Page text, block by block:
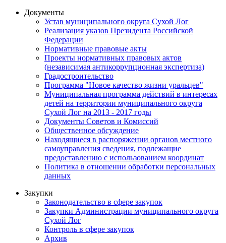
Документы
Устав муниципального округа Сухой Лог
Реализация указов Президента Российской
Федерации
Нормативные правовые акты
Проекты нормативных правовых актов
(независимая антикоррупционная экспертиза)
Градостроительство
Программа "Новое качество жизни уральцев"
Муниципальная программа действий в интересах
детей на территории муниципального округа
Сухой Лог на 2013 - 2017 годы
Документы Советов и Комиссий
Общественное обсуждение
Находящиеся в распоряжении органов местного
самоуправления сведения, подлежащие
предоставлению с использованием координат
Политика в отношении обработки персональных
данных
Закупки
Законодательство в сфере закупок
Закупки Администрации муниципального округа
Сухой Лог
Контроль в сфере закупок
Архив